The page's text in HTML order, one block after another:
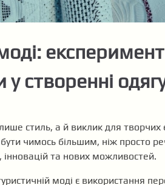
створенні
стиль, а й виклик для
чимось більшим, ніж просто
інновацій та нових можливостей.
моді є використання